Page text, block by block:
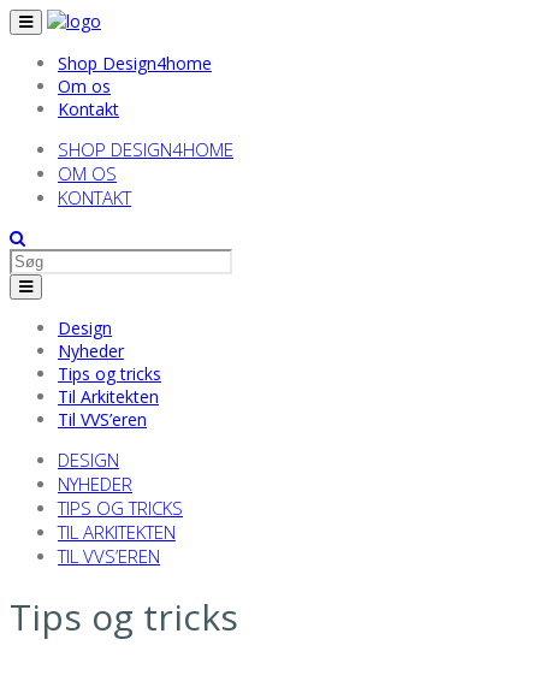
Shop Design4home
Om os
Kontakt
SHOP DESIGN4HOME
OM OS
KONTAKT
Design
Nyheder
Tips og tricks
Til Arkitekten
Til VVS’eren
DESIGN
NYHEDER
TIPS OG TRICKS
TIL ARKITEKTEN
TIL VVS’EREN
Tips og tricks